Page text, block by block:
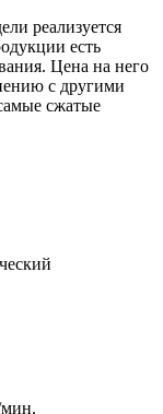
реализуется
есть
Цена на него
с другими
сжатые